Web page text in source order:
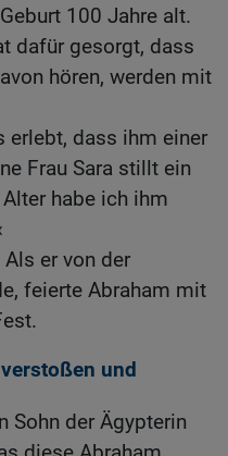
100 Jahre alt.
dafür gesorgt, dass
hören, werden mit
erlebt, dass ihm einer
Frau Sara stillt ein
habe ich ihm
er von der
feierte Abraham mit
und
Sohn der Ägypterin